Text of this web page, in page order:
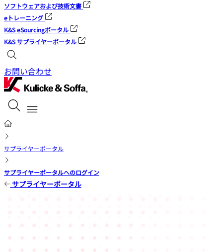
ソフトウェアおよび技術文書
eトレーニング
K&S eSourcingポータル
K&S サプライヤーポータル
お問い合わせ
サプライヤーポータル
サプライヤーポータルへのログイン
サプライヤーポータル